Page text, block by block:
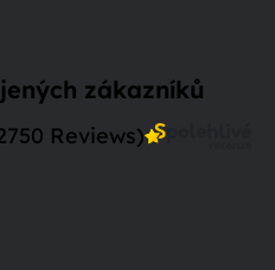
zákazníků
Reviews)